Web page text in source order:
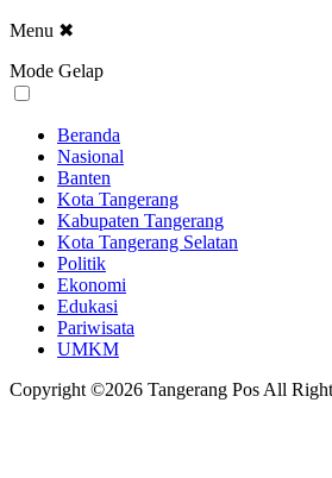
Menu ✖
Mode Gelap
Beranda
Nasional
Banten
Kota Tangerang
Kabupaten Tangerang
Kota Tangerang Selatan
Politik
Ekonomi
Edukasi
Pariwisata
UMKM
Copyright ©2026 Tangerang Pos All